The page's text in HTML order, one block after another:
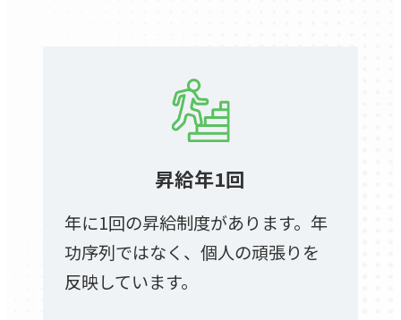
昇給年1回
年に1回の昇給制度があります。年
功序列ではなく、個人の頑張りを
反映しています。